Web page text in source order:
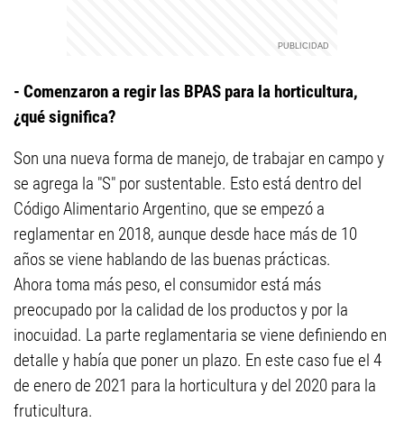
- Comenzaron a regir las BPAS para la horticultura,
¿qué significa?
Son una nueva forma de manejo, de trabajar en campo y
se agrega la "S" por sustentable. Esto está dentro del
Código Alimentario Argentino, que se empezó a
reglamentar en 2018, aunque desde hace más de 10
años se viene hablando de las buenas prácticas.
Ahora toma más peso, el consumidor está más
preocupado por la calidad de los productos y por la
inocuidad. La parte reglamentaria se viene definiendo en
detalle y había que poner un plazo. En este caso fue el 4
de enero de 2021 para la horticultura y del 2020 para la
fruticultura.